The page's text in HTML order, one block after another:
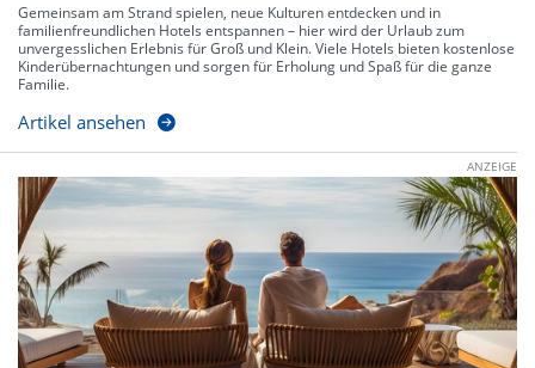
Gemeinsam am Strand spielen, neue Kulturen entdecken und in
familienfreundlichen Hotels entspannen – hier wird der Urlaub zum
unvergesslichen Erlebnis für Groß und Klein. Viele Hotels bieten kostenlose
Kinderübernachtungen und sorgen für Erholung und Spaß für die ganze
Familie.
Artikel ansehen
ANZEIGE